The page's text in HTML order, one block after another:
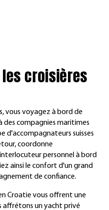
croisières
vous voyagez à bord de
des compagnies maritimes
d'accompagnateurs suisses
coordonne
personnel à bord
ainsi le confort d'un grand
de confiance.
Croatie vous offrent une
affrétons un yacht privé